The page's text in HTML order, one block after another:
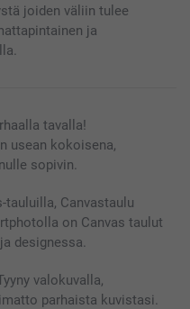
joiden väliin tulee
ja
tavalla!
usean kokoisena,
sopivin.
Canvastaulu
on Canvas taulut
designessa.
valokuvalla,
parhaista kuvistasi.